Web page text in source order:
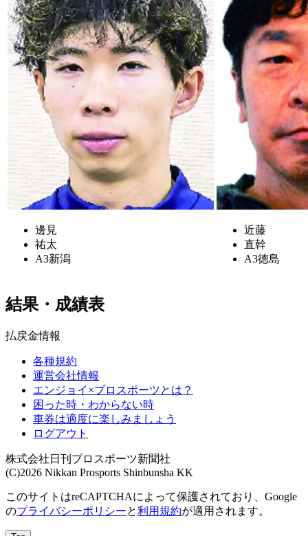
邊見
祐太
A3新潟
近藤
直幹
A3徳島
結果・成績表
払戻金情報
各種規約
運営会社情報
エンジョイ×プロスポーツとは？
困った時・わからない時
車券は適度に楽しみましょう
ログアウト
株式会社日刊プロスポーツ新聞社
(C)2026 Nikkan Prosports Shinbunsha KK
このサイトはreCAPTCHAによって保護されており、Google
のプライバシーポリシーと利用規約が適用されます。